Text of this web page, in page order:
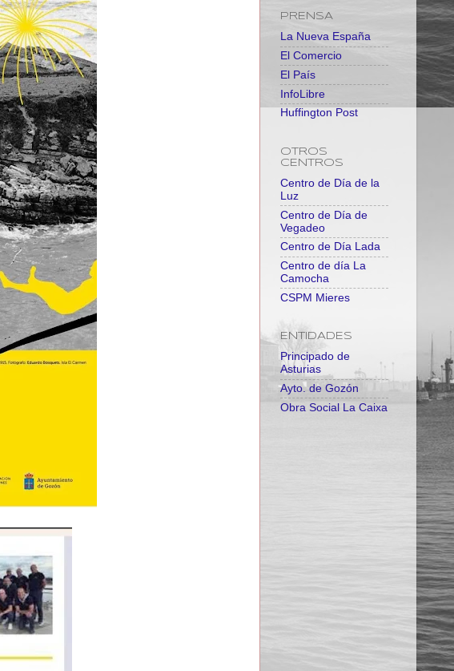
PRENSA
La Nueva España
El Comercio
El País
InfoLibre
Huffington Post
OTROS
CENTROS
Centro de Día de la
Luz
Centro de Día de
Vegadeo
Centro de Día Lada
Centro de día La
Camocha
CSPM Mieres
ENTIDADES
Principado de
Asturias
Ayto. de Gozón
Obra Social La Caixa